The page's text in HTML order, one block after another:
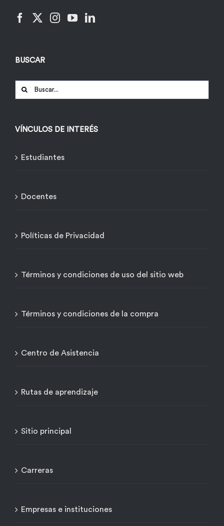
BUSCAR
Buscar:
VÍNCULOS DE INTERÉS
Estudiantes
Docentes
Políticas de Privacidad
Términos y condiciones de uso del sitio web
Términos y condiciones de la compra
Centro de Asistencia
Rutas de aprendizaje
Sitio principal
Carreras
Empresas e instituciones